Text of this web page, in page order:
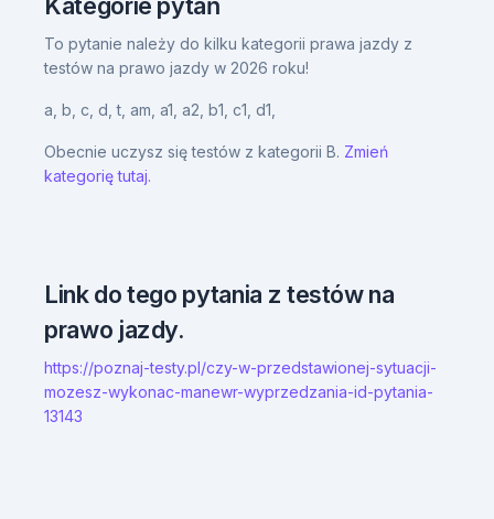
To pytanie należy do kilku kategorii prawa jazdy z
testów na prawo jazdy w 2026 roku!
a, b, c, d,t, am, a1, a2, b1, c1, d1,
Obecnie uczysz się testów z kategorii B. Zmień
kategorię tutaj.
Link do tego pytania z testów na
prawo jazdy.
https://poznaj-testy.pl/czy-w-przedstawionej-sytuacji-
mozesz-wykonac-manewr-wyprzedzania-id-pytania-
13143